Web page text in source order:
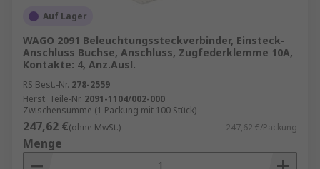
Auf Lager
WAGO 2091 Beleuchtungssteckverbinder, Einsteck-
Anschluss Buchse, Anschluss, Zugfederklemme 10A,
Kontakte: 4, Anz.Ausl.
RS Best.-Nr. 278-2559
Herst. Teile-Nr. 2091-1104/002-000
Zwischensumme (1 Packung mit 100 Stück)
247,62 €(ohne MwSt.) 247,62 €/Packung
Menge